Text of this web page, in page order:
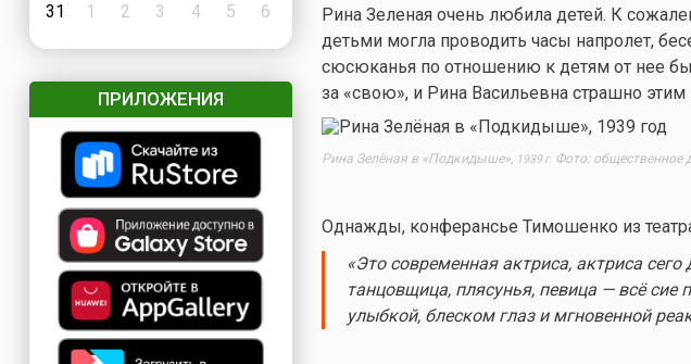
31
1 2 3 4 5 6
ПРИЛОЖЕНИЯ
Рина Зеленая очень любила детей. К
детьми могла проводить часы напролет,
сюсюканья по отношению к детям от нее
за «свою», и Рина Васильевна страшно этим
Рина Зелёная в «Подкидыше», 1939 г. Фото: общественное
Однажды, конферансье Тимошенко из
«Это современная актриса, актриса
танцовщица, плясунья, певица — всё
улыбкой, блеском глаз и мгновенной